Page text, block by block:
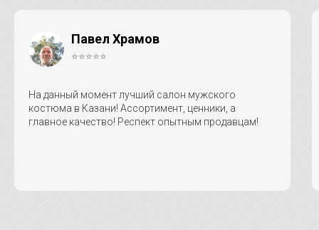
Павел Храмов
⭐⭐⭐⭐⭐
На данный момент лучший салон мужского
костюма в Казани! Ассортимент, ценники, а
главное качество! Респект опытным продавцам!